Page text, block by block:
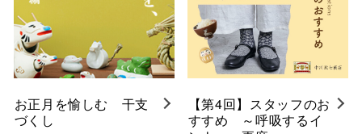
お正月を愉しむ 干支
づくし
【第4回】スタッフのお
すすめ ～呼吸するイ